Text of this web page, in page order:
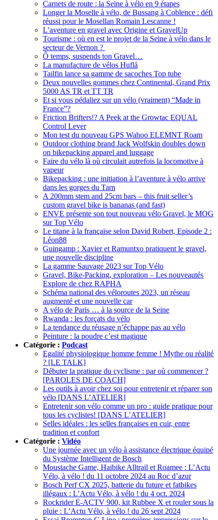
Carnets de route : la Seine à vélo en 9 étapes
Longer la Moselle à vélo, de Bussang à Coblence : défi
réussi pour le Mosellan Romain Lescanne !
L’aventure en gravel avec Origine et GravelUp
Tourisme : où en est le projet de la Seine à vélo dans le
secteur de Vernon ?
Ô temps, suspends ton Gravel…
La manufacture de vélos Huflå
Tailfin lance sa gamme de sacoches Top tube
Deux nouvelles gommes chez Continental, Grand Prix
5000 AS TR et TT TR
Et si vous pédaliez sur un vélo (vraiment) “Made in
France”?
Friction Brifters!? A Peek at the Growtac EQUAL
Control Lever
Mon test du nouveau GPS Wahoo ELEMNT Roam
Outdoor clothing brand Jack Wolfskin doubles down
on bikepacking apparel and luggage
Faire du vélo là où circulait autrefois la locomotive à
vapeur
Bikepacking : une initiation à l’aventure à vélo arrive
dans les gorges du Tarn
A 200mm stem and 25cm bars – this fruit seller’s
custom gravel bike is bananas (and fast)
ENVE présente son tout nouveau vélo Gravel, le MOG
sur Top Vélo
Le titane à la française selon David Robert, Episode 2 :
Léon88
Guingamp : Xavier et Ramuntxo pratiquent le gravel,
une nouvelle discipline
La gamme Sauvage 2023 sur Top Vélo
Gravel, Bike-Packing, exploration – Les nouveautés
Explore de chez RAPHA
Schéma national des véloroutes 2023, un réseau
augmenté et une nouvelle car
A vélo de Paris … à la source de la Seine
Rwanda : les forçats du vélo
La tendance du réusage n’échappe pas au vélo
Peinture : la poudre c’est magique
Catégorie : Podcast
Egalité physiologique homme femme ! Mythe ou réalité
? [LE TALK]
Débuter la pratique du cyclisme : par où commencer ?
[PAROLES DE COACH]
Les outils à avoir chez soi pour entretenir et réparer son
vélo [DANS L’ATELIER]
Entretenir son vélo comme un pro : guide pratique pour
tous les cyclistes! [DANS L’ATELIER]
Selles idéales : les selles françaises en cuir, entre
tradition et confort
Catégorie : Vidéo
Une journée avec un vélo à assistance électrique équipé
du Système Intelligent de Bosch
Moustache Game, Haibike Alltrail et Roamee : L’Actu
Vélo, à vélo ! du 11 octobre 2024 au Roc d’azur
Bosch Perf CX 2025, batterie du future et fatbikes
illégaux : L’Actu Vélo, à vélo ! du 4 oct. 2024
Rockrider E-ACTV 900, kit Rubbee X et rouler sous la
pluie : L’Actu Vélo, à vélo ! du 26 sept 2024